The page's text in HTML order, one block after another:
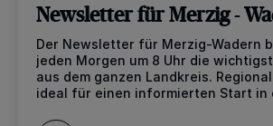
Newsletter für Merzig -
Der Newsletter für Merzig-Wadern
jeden Morgen um 8 Uhr die
aus dem ganzen Landkreis.
ideal für einen informierten Start in